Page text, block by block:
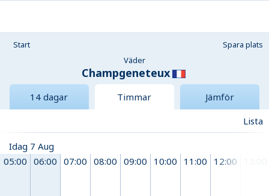
Start
Spara plats
Väder
Champgeneteux
14 dagar Timmar
Jämför
Lista
Idag 7 Aug
05:00 06:00 07:00 08:00 09:00 10:00 11:00 12:00